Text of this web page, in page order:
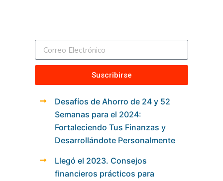
Suscribirse
Desafíos de Ahorro de 24 y 52
Semanas para el 2024:
Fortaleciendo Tus Finanzas y
Desarrollándote Personalmente
Llegó el 2023. Consejos
financieros prácticos para